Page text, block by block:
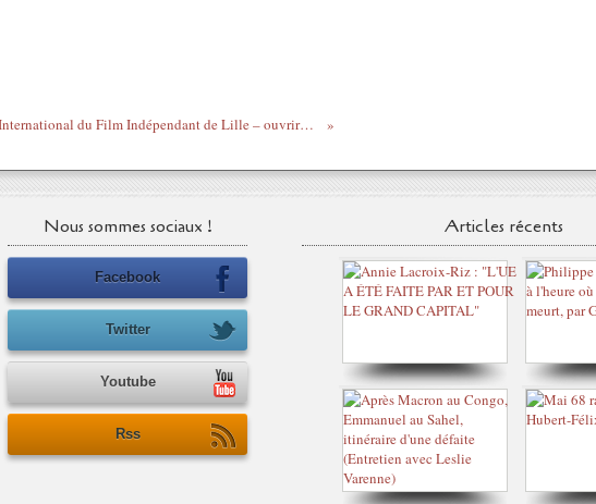
Festival International du Film Indépendant de Lille – ouvrira les écrans de sa 9e édition à Lille du 08 au 14 Avril 2013.
Nous sommes sociaux !
Facebook
Twitter
Youtube
Rss
Articles récents